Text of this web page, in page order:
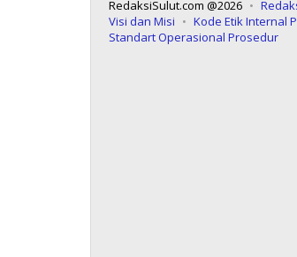
RedaksiSulut.com @2026
Visi dan Misi
Kode Etik Internal
Standart Operasional Prosedur